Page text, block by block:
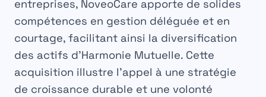
entreprises, NoveoCare apporte de solides
compétences en gestion déléguée et en
courtage, facilitant ainsi la diversification
des actifs d’Harmonie Mutuelle. Cette
acquisition illustre l’appel à une stratégie
de croissance durable et une volonté